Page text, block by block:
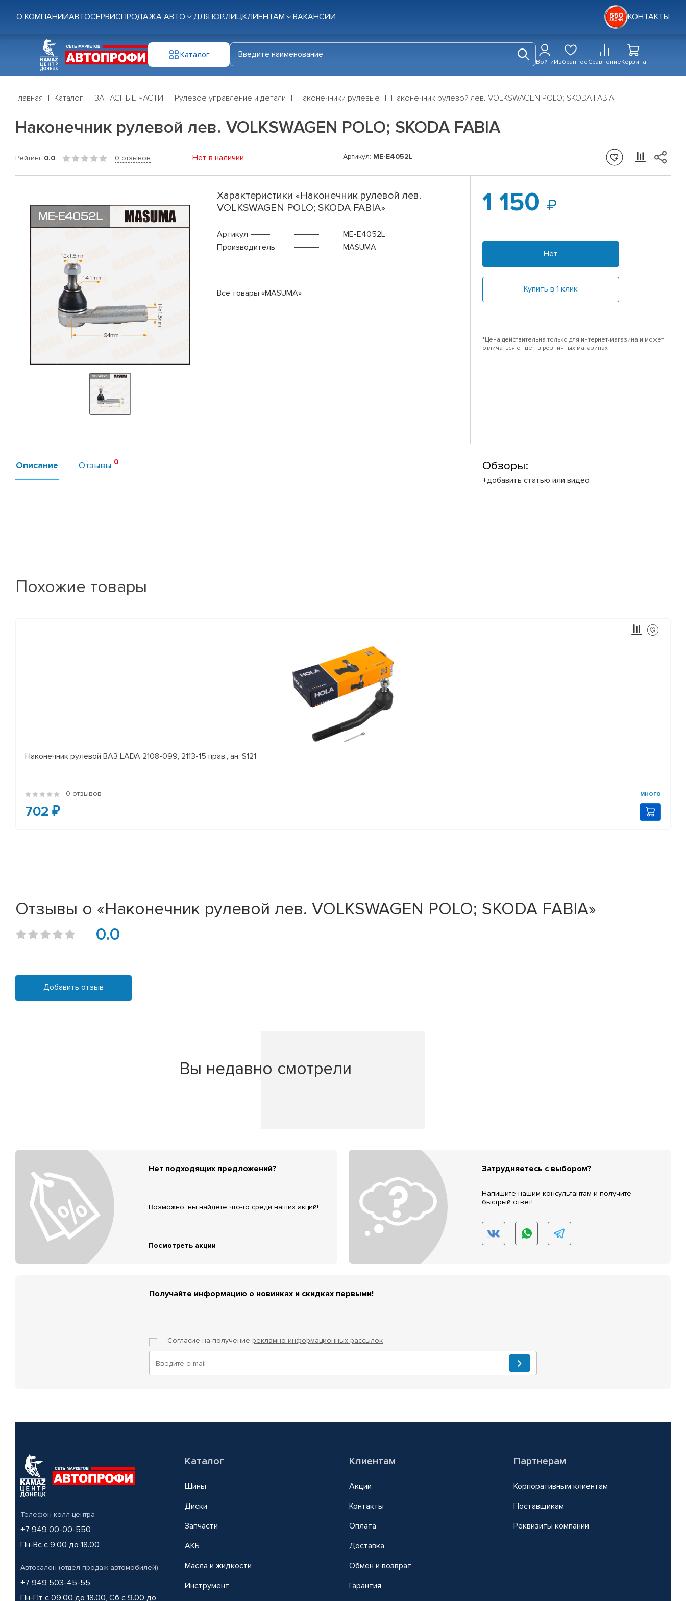
О КОМПАНИИАВТОСЕРВИСПРОДАЖА АВТО ДЛЯ ЮР.ЛИЦКЛИЕНТАМ ВАКАНСИИ КОНТАКТЫ
Каталог
ВойтиИзбранноеСравнениеКорзина
Главная Каталог ЗАПАСНЫЕ ЧАСТИ Рулевое управление и детали Наконечники рулевые Наконечник рулевой лев. VOLKSWAGEN POLO; SKODA FABIA
Наконечник рулевой лев. VOLKSWAGEN POLO; SKODA FABIA
Рейтинг 0.0 0 отзывов Нет в наличии Артикул: ME-E4052L
Характеристики «Наконечник рулевой лев.
VOLKSWAGEN POLO; SKODA FABIA»
Артикул
ME-E4052L
Производитель
MASUMA
Все товары «MASUMA»
1 150
Нет
Купить в 1 клик
*Цена действительна только для интернет-магазина и может
отличаться от цен в розничных магазинах
Описание Отзывы Обзоры:
+добавить статью или видео
Похожие товары
Наконечник рулевой ВАЗ LADA 2108-099, 2113-15 прав., ан. S121
0 отзывов много
702 ₽
Отзывы о «Наконечник рулевой лев. VOLKSWAGEN POLO; SKODA FABIA»
0.0
Добавить отзыв
Вы недавно смотрели
Нет подходящих предложений?
Возможно, вы найдёте что-то среди наших акций!
Посмотреть акции
Затрудняетесь с выбором?
Напишите нашим консультантам и получите
быстрый ответ!
Получайте информацию о новинках и скидках первыми!
Согласие на получение рекламно-информационных рассылок
Телефон колл-центра
+7 949 00-00-550
Пн-Вс с 9.00 до 18.00
Автосалон (отдел продаж автомобилей)
+7 949 503-45-55
Пн-Пт с 09.00 до 18.00, Сб с 9.00 до
Каталог
Шины
Диски
Запчасти
АКБ
Масла и жидкости
Инструмент
Клиентам
Акции
Контакты
Оплата
Доставка
Обмен и возврат
Гарантия
Партнерам
Корпоративным клиентам
Поставщикам
Реквизиты компании